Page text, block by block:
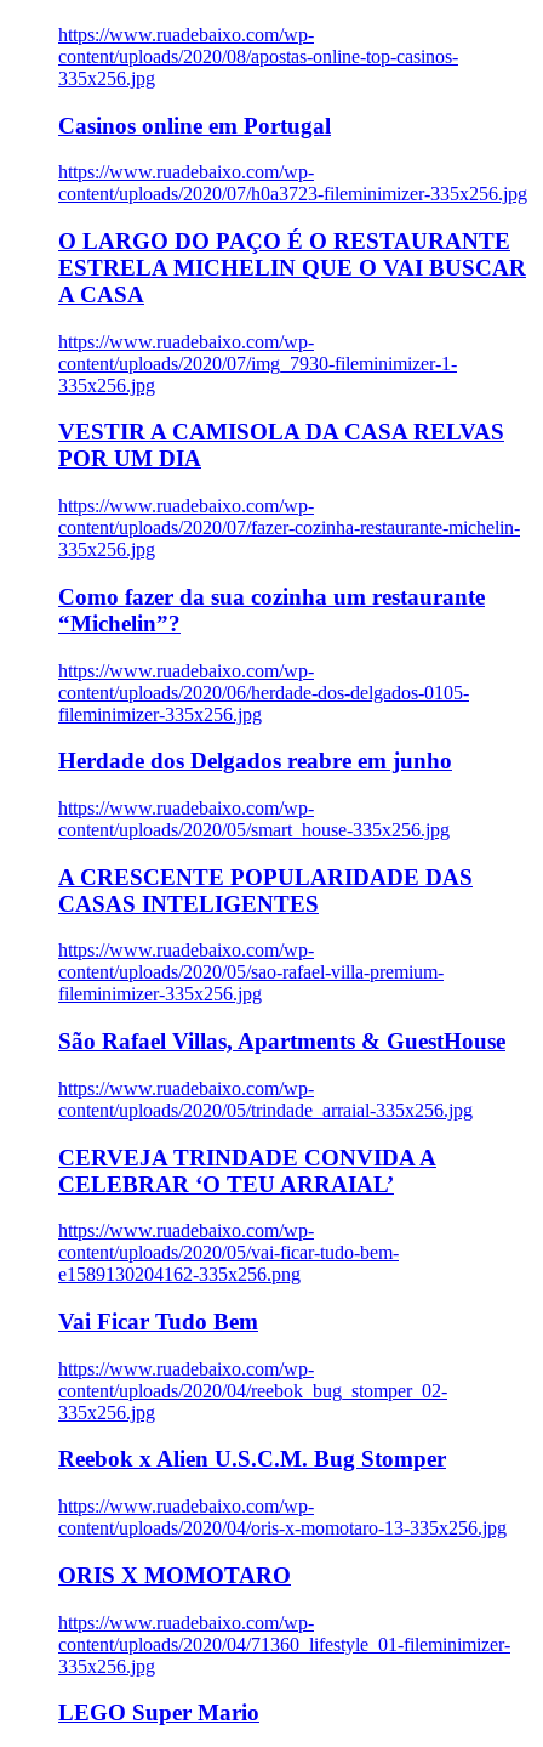
https://www.ruadebaixo.com/wp-
content/uploads/2020/08/apostas-online-top-casinos-
335x256.jpg
Casinos online em Portugal
https://www.ruadebaixo.com/wp-
content/uploads/2020/07/h0a3723-fileminimizer-335x256.jpg
O LARGO DO PAÇO É O RESTAURANTE
ESTRELA MICHELIN QUE O VAI BUSCAR
A CASA
https://www.ruadebaixo.com/wp-
content/uploads/2020/07/img_7930-fileminimizer-1-
335x256.jpg
VESTIR A CAMISOLA DA CASA RELVAS
POR UM DIA
https://www.ruadebaixo.com/wp-
content/uploads/2020/07/fazer-cozinha-restaurante-michelin-
335x256.jpg
Como fazer da sua cozinha um restaurante
“Michelin”?
https://www.ruadebaixo.com/wp-
content/uploads/2020/06/herdade-dos-delgados-0105-
fileminimizer-335x256.jpg
Herdade dos Delgados reabre em junho
https://www.ruadebaixo.com/wp-
content/uploads/2020/05/smart_house-335x256.jpg
A CRESCENTE POPULARIDADE DAS
CASAS INTELIGENTES
https://www.ruadebaixo.com/wp-
content/uploads/2020/05/sao-rafael-villa-premium-
fileminimizer-335x256.jpg
São Rafael Villas, Apartments & GuestHouse
https://www.ruadebaixo.com/wp-
content/uploads/2020/05/trindade_arraial-335x256.jpg
CERVEJA TRINDADE CONVIDA A
CELEBRAR ‘O TEU ARRAIAL’
https://www.ruadebaixo.com/wp-
content/uploads/2020/05/vai-ficar-tudo-bem-
e1589130204162-335x256.png
Vai Ficar Tudo Bem
https://www.ruadebaixo.com/wp-
content/uploads/2020/04/reebok_bug_stomper_02-
335x256.jpg
Reebok x Alien U.S.C.M. Bug Stomper
https://www.ruadebaixo.com/wp-
content/uploads/2020/04/oris-x-momotaro-13-335x256.jpg
ORIS X MOMOTARO
https://www.ruadebaixo.com/wp-
content/uploads/2020/04/71360_lifestyle_01-fileminimizer-
335x256.jpg
LEGO Super Mario